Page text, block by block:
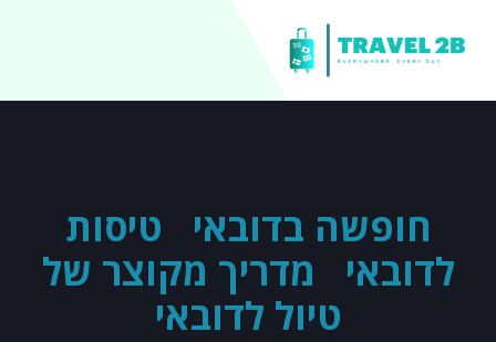
חופשה בדובאי טיסות
לדובאי מדריך מקוצר של
טיול לדובאי